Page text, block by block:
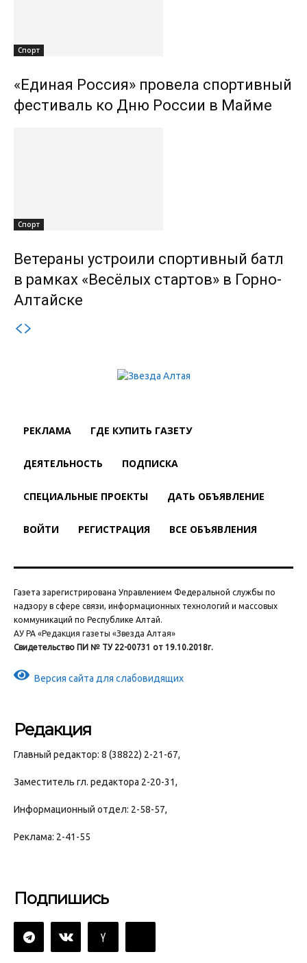
Спорт
«Единая Россия» провела спортивный
фестиваль ко Дню России в Майме
Спорт
Ветераны устроили спортивный батл
в рамках «Весёлых стартов» в Горно-
Алтайске
РЕКЛАМА ГДЕ КУПИТЬ ГАЗЕТУ
ДЕЯТЕЛЬНОСТЬ ПОДПИСКА
СПЕЦИАЛЬНЫЕ ПРОЕКТЫ ДАТЬ ОБЪЯВЛЕНИЕ
ВОЙТИ РЕГИСТРАЦИЯ ВСЕ ОБЪЯВЛЕНИЯ
Газета зарегистрирована Управлением Федеральной службы по
надзору в сфере связи, информационных технологий и массовых
коммуникаций по Республике Алтай.
АУ РА «Редакция газеты «Звезда Алтая»
Свидетельство ПИ № ТУ 22-00731 от 19.10.2018г.
Версия сайта для слабовидящих
Редакция
Главный редактор: 8 (38822) 2-21-67,
Заместитель гл. редактора 2-20-31,
Информационный отдел: 2-58-57,
Реклама: 2-41-55
Подпишись